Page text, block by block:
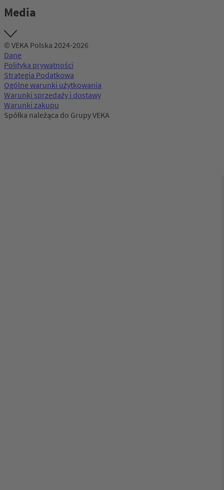
Media
© VEKA Polska 2024-2026
Dane
Polityka prywatności
Strategia Podatkowa
Ogólne warunki użytkowania
Warunki sprzedaży i dostawy
Warunki zakupu
Spółka należąca do Grupy VEKA